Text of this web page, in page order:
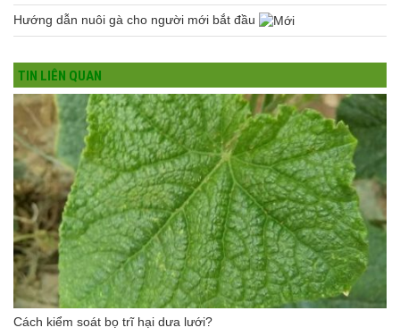
Hướng dẫn nuôi gà cho người mới bắt đầu
TIN LIÊN QUAN
Cách kiểm soát bọ trĩ hại dưa lưới?